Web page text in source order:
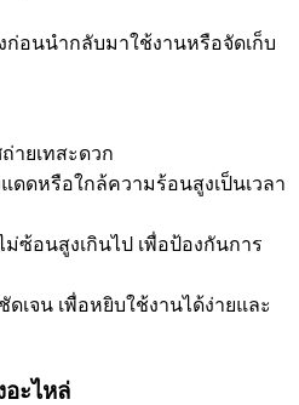
ก่อนนำกลับมาใช้งานหรือจัดเก็บ
ายเทสะดวก
ดดหรือใกล้ความร้อนสูงเป็นเวลา
ม่ซ้อนสูงเกินไป เพื่อป้องกันการ
เจน เพื่อหยิบใช้งานได้ง่ายและ
ะไหล่